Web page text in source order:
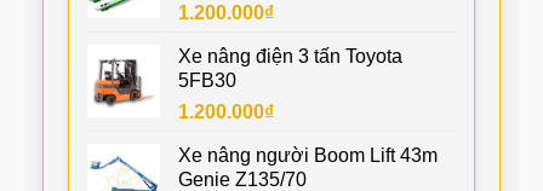
1.200.000₫
Xe nâng điện 3 tấn Toyota
5FB30
1.200.000₫
Xe nâng người Boom Lift 43m
Genie Z135/70